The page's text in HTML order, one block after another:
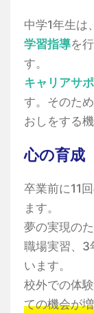
中学1年生は
学習指導を
す。
キャリアサ
す。そのた
おしをする
心の育成
卒業前に11
ます。
夢の実現の
職場実習、3
います。
校外での体
ての機会が